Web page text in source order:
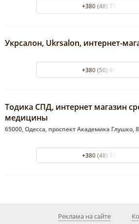
+380 (48) 77-00-249
Укрсалон, Ukrsalon, интернет-
+380 (50) 415-03-22
Тодика СПД, интернет магазин
медицины
65000, Одесса, проспект Академика Глушко, 8
+380 (48) 735-09-43
Реклама на сайте